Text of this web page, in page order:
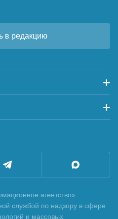
в редакцию
агентство»
службой по надзору в сфере
и массовых